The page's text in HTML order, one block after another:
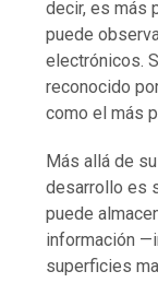
decir, es más
puede
electrónicos.
reconocido
como el más
Más allá de
desarrollo es
puede
información
superficies